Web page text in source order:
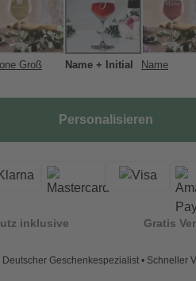
Groß Name + Initial Name
Personalisieren
inklusive Gratis
Deutscher Geschenkespezialist • Schneller